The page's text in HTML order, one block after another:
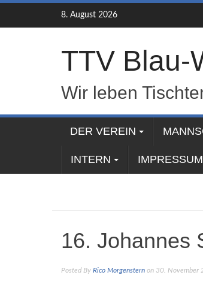
Skip
content
8. August 2026
TTV Blau-
Wir leben
DER VEREIN
INTERN IMPRESSUM
16. Johannes
Posted By Rico Morgenstern on 30. November